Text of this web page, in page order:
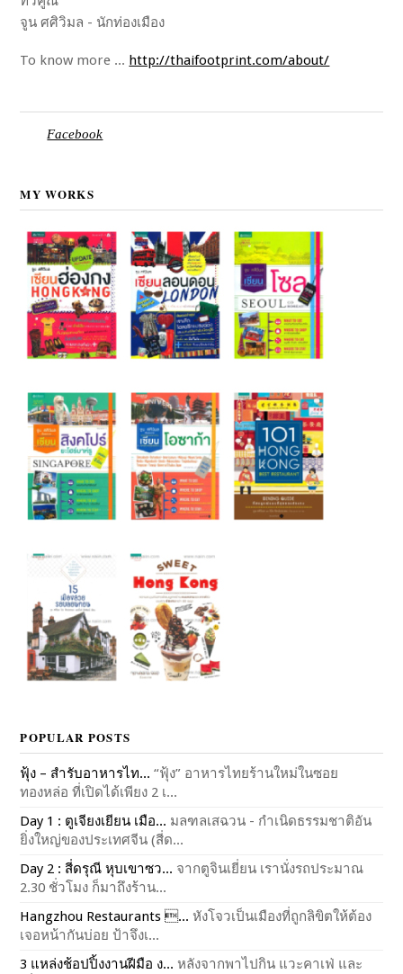
จูน ศศิวิมล - นักท่องเมือง
To know more ... http://thaifootprint.com/about/
Facebook
MY WORKS
POPULAR POSTS
ฟุ้ง – สำรับอาหารไท... “ฟุ้ง” อาหารไทยร้านใหม่ในซอย
ทองหล่อ ที่เปิดได้เพียง 2 เ...
Day 1 : ตูเจียงเยียน เมือ... มลฑลเสฉวน - กำเนิดธรรมชาติอัน
ยิ่งใหญ่ของประเทศจีน (สี่ด...
Day 2 : สี่ดรุณี หุบเขาซว... จากตูจินเยี่ยน เรานั่งรถประมาณ
2.30 ชั่วโมง ก็มาถึงร้าน...
Hangzhou Restaurants ... หังโจวเป็นเมืองที่ถูกลิขิตให้ต้อง
เจอหน้ากันบ่อย ป้าจึงเ...
3 แหล่งช้อปปิ้งงานฝีมือ ง... หลังจากพาไปกิน แวะคาเฟ่ และ